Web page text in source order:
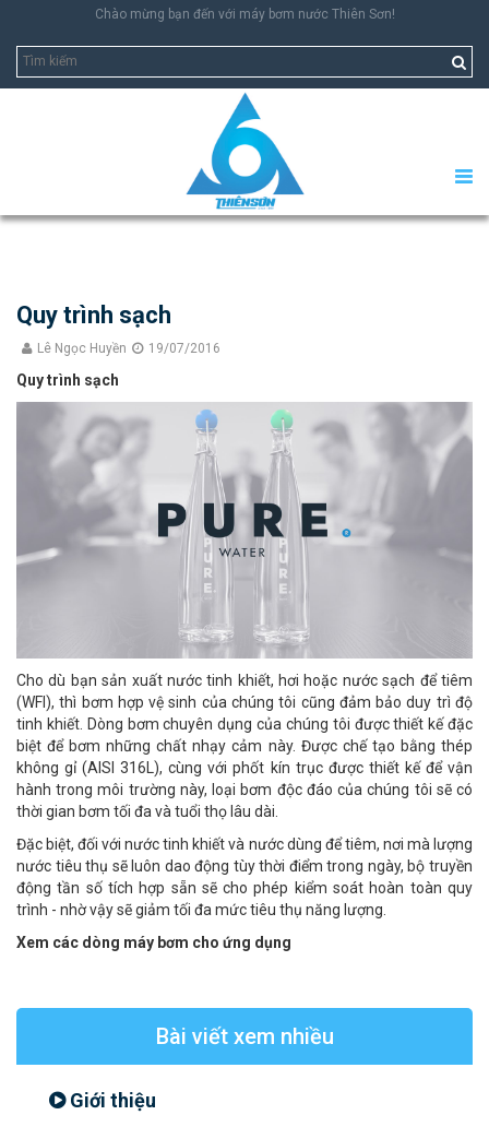
Chào mừng bạn đến với máy bơm nước Thiên Sơn!
Quy trình sạch
Lê Ngọc Huyền 19/07/2016
Quy trình sạch
Cho dù bạn sản xuất nước tinh khiết, hơi hoặc nước sạch để tiêm
(WFI), thì bơm hợp vệ sinh của chúng tôi cũng đảm bảo duy trì độ
tinh khiết. Dòng bơm chuyên dụng của chúng tôi được thiết kế đặc
biệt để bơm những chất nhạy cảm này. Được chế tạo bằng thép
không gỉ (AISI 316L), cùng với phốt kín trục được thiết kế để vận
hành trong môi trường này, loại bơm độc đáo của chúng tôi sẽ có
thời gian bơm tối đa và tuổi thọ lâu dài.
Đặc biệt, đối với nước tinh khiết và nước dùng để tiêm, nơi mà lượng
nước tiêu thụ sẽ luôn dao động tùy thời điểm trong ngày, bộ truyền
động tần số tích hợp sẵn sẽ cho phép kiểm soát hoàn toàn quy
trình - nhờ vậy sẽ giảm tối đa mức tiêu thụ năng lượng.
Xem các dòng máy bơm cho ứng dụng
Bài viết xem nhiều
Giới thiệu